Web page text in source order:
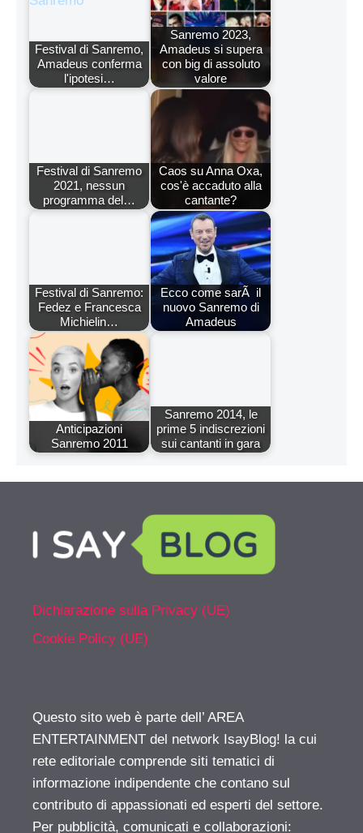
Festival di Sanremo,
Amadeus conferma
l'ipotesi…
Sanremo 2023,
Amadeus si supera
con big di assoluto
valore
Festival di Sanremo
2021, nessun
programma del…
Caos su Anna Oxa,
cos'è accaduto alla
cantante?
Festival di Sanremo:
Fedez e Francesca
Michielin…
Ecco come sarÃ il
nuovo Sanremo di
Amadeus
Anticipazioni
Sanremo 2011
Sanremo 2014, le
prime 5 indiscrezioni
sui cantanti in gara
Dichiarazione sulla Privacy (UE)
Cookie Policy (UE)
Questo sito web è parte dell’ AREA
ENTERTAINMENT del network IsayBlog! la cui
rete editoriale comprende siti tematici di
informazione indipendente che contano sul
contributo di appassionati ed esperti del settore.
Per pubblicità, comunicati e collaborazioni: